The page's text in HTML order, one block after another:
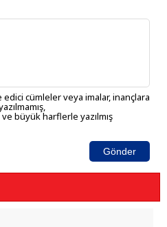
cümleler veya imalar, inançlara
büyük harflerle yazılmış
Gönder